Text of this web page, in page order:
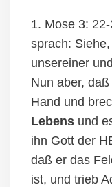
1. Mose 3:
sprach:
unsereiner
Nun aber,
Hand und
Lebens und
ihn Gott der
daß er das
ist, und trieb